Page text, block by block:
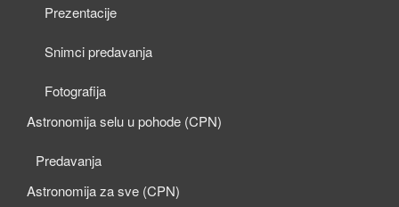
Prezentacije
Snimci predavanja
Fotografija
Astronomija selu u pohode (CPN)
Predavanja
Astronomija za sve (CPN)